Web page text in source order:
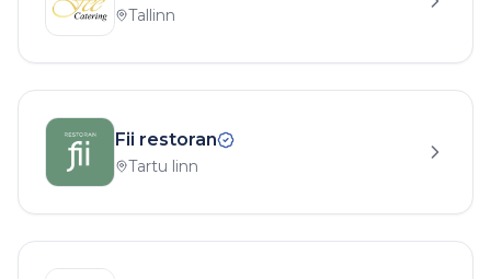
Tallinn
Fii restoran
Tartu linn